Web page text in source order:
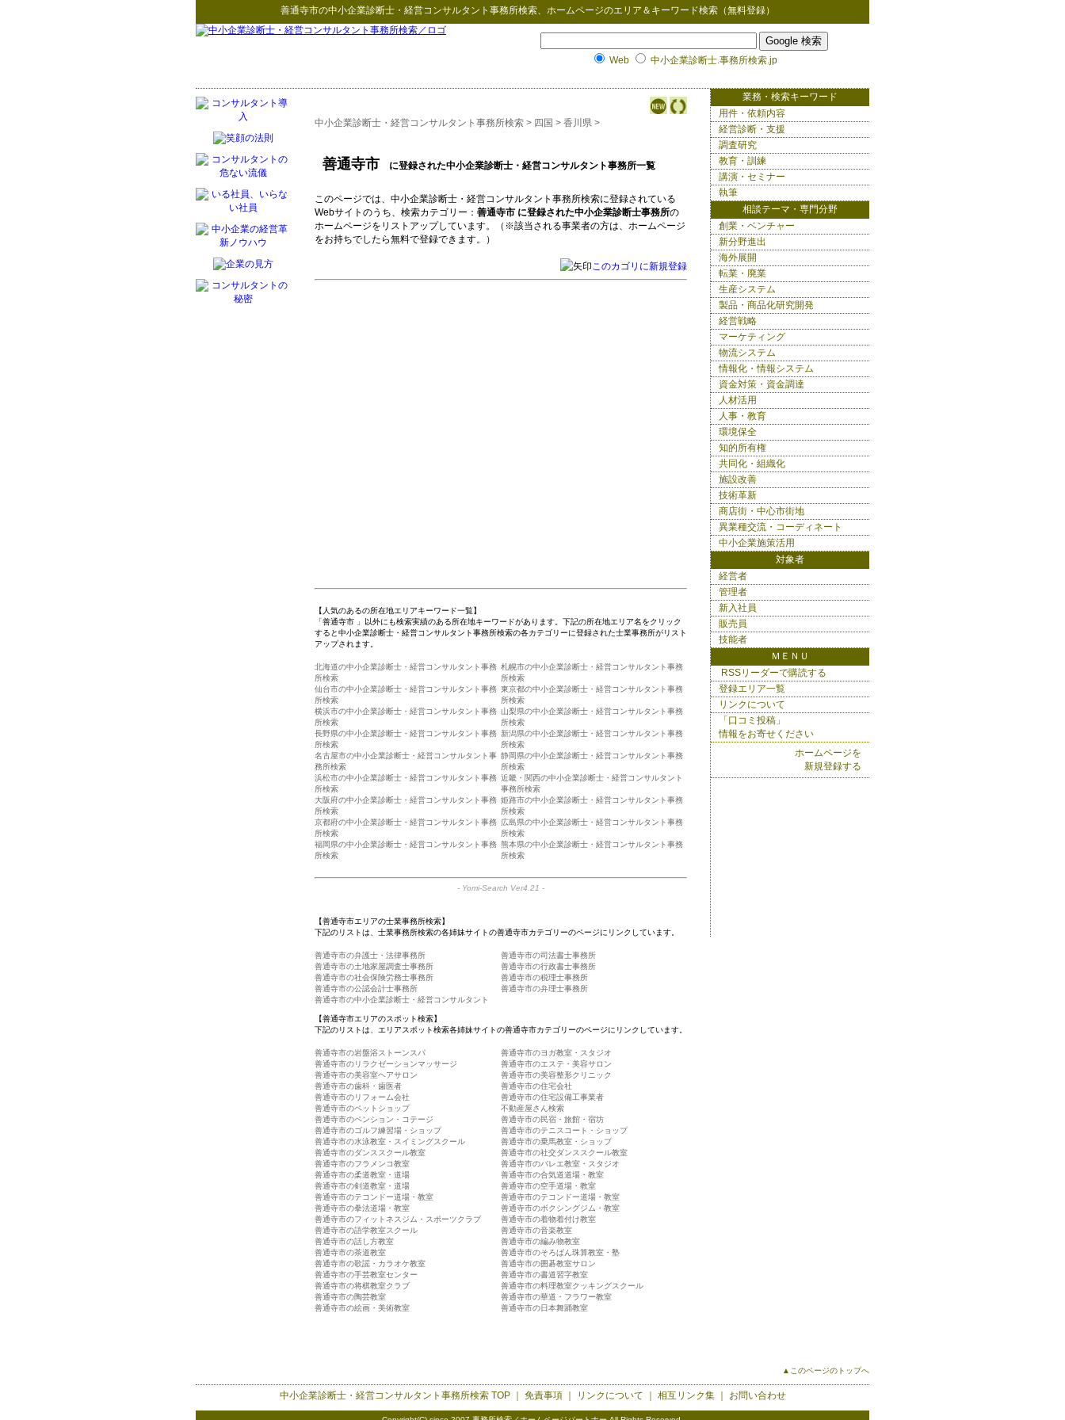
善通寺市の中小企業診断士・経営コンサルタント事務所検索、ホームページのエリア＆キーワード検索（無料登録）
Web 中小企業診断士.事務所検索.jp
中小企業診断士・経営コンサルタント事務所検索 > 四国 > 香川県 >
善通寺市 に登録された中小企業診断士・経営コンサルタント事務所一覧
このページでは、中小企業診断士・経営コンサルタント事務所検索に登録されている
Webサイトのうち、検索カテゴリー： 善通寺市 に登録された中小企業診断士事務所の
ホームページをリストアップしています。（※該当される事業者の方は、ホームページ
をお持ちでしたら無料で登録できます。）
このカゴリに新規登録
【人気のあるの所在地エリアキーワード一覧】
「善通寺市 」以外にも検索実績のある所在地キーワードがあります。下記の所在地エリア名をクリック
すると中小企業診断士・経営コンサルタント事務所検索の各カテゴリーに登録された士業事務所がリスト
アップされます。
北海道の中小企業診断士・経営コンサルタント事務
所検索
札幌市の中小企業診断士・経営コンサルタント事務
所検索
仙台市の中小企業診断士・経営コンサルタント事務
所検索
東京都の中小企業診断士・経営コンサルタント事務
所検索
横浜市の中小企業診断士・経営コンサルタント事務
所検索
山梨県の中小企業診断士・経営コンサルタント事務
所検索
長野県の中小企業診断士・経営コンサルタント事務
所検索
新潟県の中小企業診断士・経営コンサルタント事務
所検索
名古屋市の中小企業診断士・経営コンサルタント事
務所検索
静岡県の中小企業診断士・経営コンサルタント事務
所検索
浜松市の中小企業診断士・経営コンサルタント事務
所検索
近畿・関西の中小企業診断士・経営コンサルタント
事務所検索
大阪府の中小企業診断士・経営コンサルタント事務
所検索
姫路市の中小企業診断士・経営コンサルタント事務
所検索
京都府の中小企業診断士・経営コンサルタント事務
所検索
広島県の中小企業診断士・経営コンサルタント事務
所検索
福岡県の中小企業診断士・経営コンサルタント事務
所検索
熊本県の中小企業診断士・経営コンサルタント事務
所検索
- Yomi-Search Ver4.21 -
【善通寺市エリアの士業事務所検索】
下記のリストは、士業事務所検索の各姉妹サイトの善通寺市カテゴリーのページにリンクしています。
善通寺市の弁護士・法律事務所
善通寺市の司法書士事務所
善通寺市の土地家屋調査士事務所
善通寺市の行政書士事務所
善通寺市の社会保険労務士事務所
善通寺市の税理士事務所
善通寺市の公認会計士事務所
善通寺市の弁理士事務所
善通寺市の中小企業診断士・経営コンサルタント
【善通寺市エリアのスポット検索】
下記のリストは、エリアスポット検索各姉妹サイトの善通寺市カテゴリーのページにリンクしています。
善通寺市の岩盤浴ストーンスパ
善通寺市のヨガ教室・スタジオ
善通寺市のリラクゼーションマッサージ
善通寺市のエステ・美容サロン
善通寺市の美容室ヘアサロン
善通寺市の美容整形クリニック
善通寺市の歯科・歯医者
善通寺市の住宅会社
善通寺市のリフォーム会社
善通寺市の住宅設備工事業者
善通寺市のペットショップ
不動産屋さん検索
善通寺市のペンション・コテージ
善通寺市の民宿・旅館・宿坊
善通寺市のゴルフ練習場・ショップ
善通寺市のテニスコート・ショップ
善通寺市の水泳教室・スイミングスクール
善通寺市の乗馬教室・ショップ
善通寺市のダンススクール教室
善通寺市の社交ダンススクール教室
善通寺市のフラメンコ教室
善通寺市のバレエ教室・スタジオ
善通寺市の柔道教室・道場
善通寺市の合気道道場・教室
善通寺市の剣道教室・道場
善通寺市の空手道場・教室
善通寺市のテコンドー道場・教室
善通寺市のテコンドー道場・教室
善通寺市の拳法道場・教室
善通寺市のボクシングジム・教室
善通寺市のフィットネスジム・スポーツクラブ
善通寺市の着物着付け教室
善通寺市の語学教室スクール
善通寺市の音楽教室
善通寺市の話し方教室
善通寺市の編み物教室
善通寺市の茶道教室
善通寺市のそろばん珠算教室・塾
善通寺市の歌謡・カラオケ教室
善通寺市の囲碁教室サロン
善通寺市の手芸教室センター
善通寺市の書道習字教室
善通寺市の将棋教室クラブ
善通寺市の料理教室クッキングスクール
善通寺市の陶芸教室
善通寺市の華道・フラワー教室
善通寺市の絵画・美術教室
善通寺市の日本舞踊教室
業務・検索キーワード
用件・依頼内容
経営診断・支援
調査研究
教育・訓練
講演・セミナー
執筆
相談テーマ・専門分野
創業・ベンチャー
新分野進出
海外展開
転業・廃業
生産システム
製品・商品化研究開発
経営戦略
マーケティング
物流システム
情報化・情報システム
資金対策・資金調達
人材活用
人事・教育
環境保全
知的所有権
共同化・組織化
施設改善
技術革新
商店街・中心市街地
異業種交流・コーディネート
中小企業施策活用
対象者
経営者
管理者
新入社員
販売員
技能者
ＭＥＮＵ
RSSリーダーで購読する
登録エリア一覧
リンクについて
「口コミ投稿」
情報をお寄せください
ホームページを
新規登録する
▲このページのトップへ
中小企業診断士・経営コンサルタント事務所検索TOP ｜ 免責事項｜ リンクについて 相互リンク集｜ お問い合わせ